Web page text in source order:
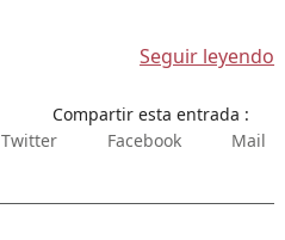
Seguir leyendo
Compartir esta entrada :
Twitter
Facebook Mail